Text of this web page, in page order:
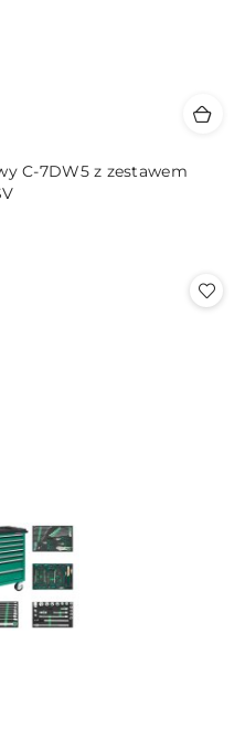
C-7DW5 z zestawem